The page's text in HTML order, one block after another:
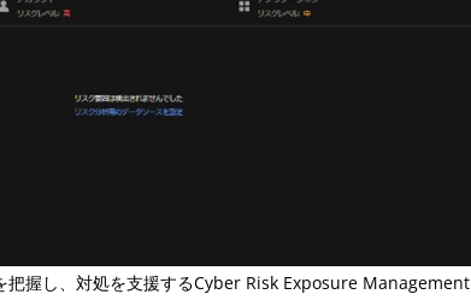
把握し、対処を支援するCyber Risk Exposure Management